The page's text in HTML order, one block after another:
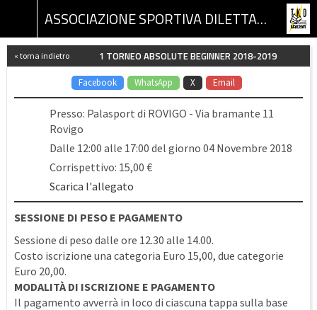
ASSOCIAZIONE SPORTIVA DILETTANTISTICA TKD ACADEMY
« torna indietro 1 TORNEO ABSOLUTE BEGINNER 2018-2019
Facebook WhatsApp X Email
Presso: Palasport di ROVIGO - Via bramante 11
Rovigo
Dalle 12:00 alle 17:00 del giorno 04 Novembre 2018
Corrispettivo: 15,00 €
Scarica l'allegato
SESSIONE DI PESO E PAGAMENTO
Sessione di peso dalle ore 12.30 alle 14.00.
Costo iscrizione una categoria Euro 15,00, due categorie
Euro 20,00.
MODALITÀ DI ISCRIZIONE E PAGAMENTO
Il pagamento avverrà in loco di ciascuna tappa sulla base